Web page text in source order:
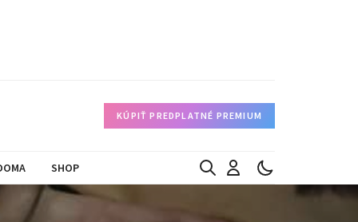
KÚPIŤ PREDPLATNÉ PREMIUM
SHOP